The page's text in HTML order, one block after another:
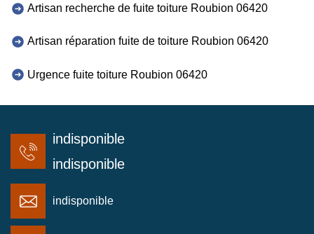
Artisan recherche de fuite toiture Roubion 06420
Artisan réparation fuite de toiture Roubion 06420
Urgence fuite toiture Roubion 06420
indisponible
indisponible
indisponible